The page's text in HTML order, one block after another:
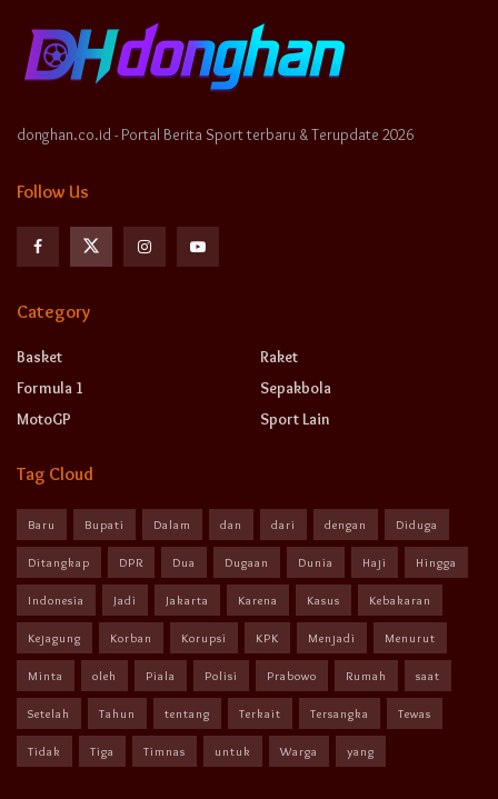
donghan.co.id - Portal Berita Sport terbaru & Terupdate 2026
Follow Us
Category
Basket
Formula 1
MotoGP
Raket
Sepakbola
Sport Lain
Tag Cloud
Baru Bupati Dalam dan dari dengan Diduga
Ditangkap DPR Dua Dugaan Dunia Haji Hingga
Indonesia Jadi Jakarta Karena Kasus Kebakaran
Kejagung Korban Korupsi KPK Menjadi Menurut
Minta oleh Piala Polisi Prabowo Rumah saat
Setelah Tahun tentang Terkait Tersangka Tewas
Tidak Tiga Timnas untuk Warga yang